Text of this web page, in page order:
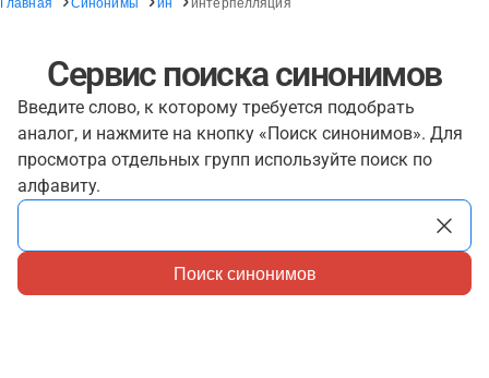
Сервис поиска синонимов
Введите слово, к которому требуется подобрать
аналог, и нажмите на кнопку «Поиск синонимов». Для
просмотра отдельных групп используйте поиск по
алфавиту.
Поиск синонимов